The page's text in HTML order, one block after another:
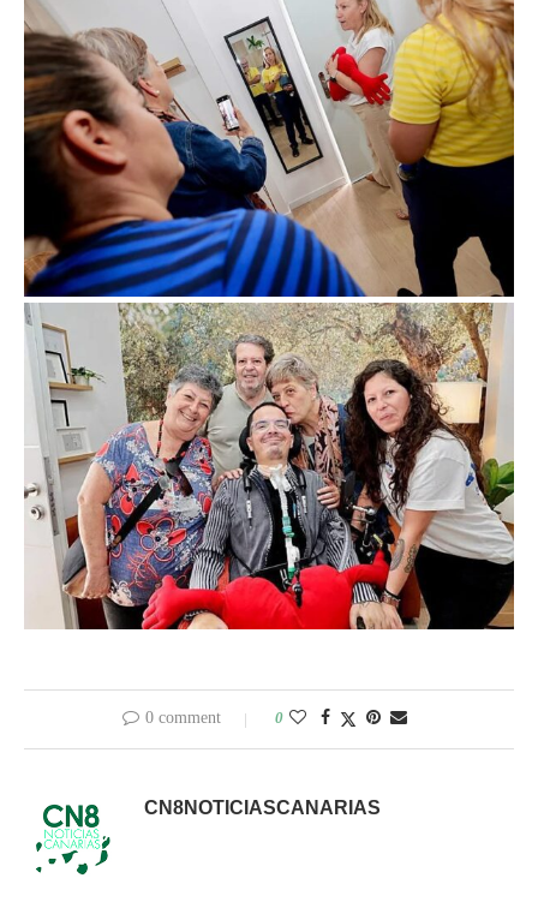
0 comment 0
CN8NOTICIASCANARIAS